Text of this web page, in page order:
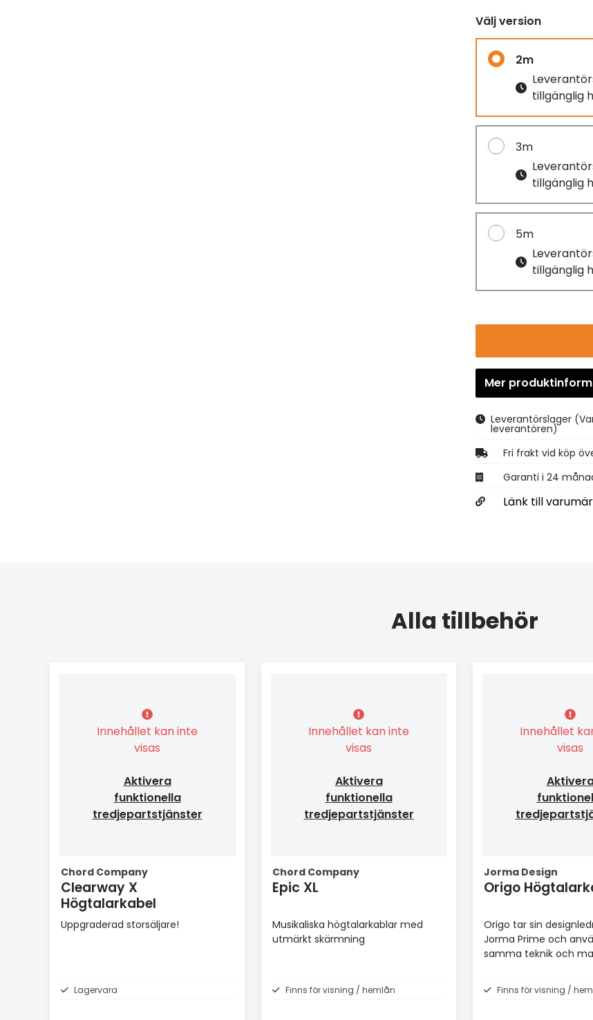
Välj version
2m
tillgänglig
3m
tillgänglig
5m
tillgänglig
Mer
Leverantörslager
leverantören)
Fri frakt vid köp
Garanti i 24
Länk till
Alla tillbehör
Innehållet kan inte
visas
Aktivera
funktionella
tredjepartstjänster
Chord Company
Clearway X
Högtalarkabel
Uppgraderad storsäljare!
Lagervara
Innehållet kan inte
visas
Aktivera
funktionella
tredjepartstjänster
Chord Company
Epic XL
Musikaliska högtalarkablar med
utmärkt skärmning
Finns för visning / hemlån
Innehållet
visas
Jorma Design
Origo
Origo tar sin
Jorma Prime och
samma teknik och
Finns för visning /